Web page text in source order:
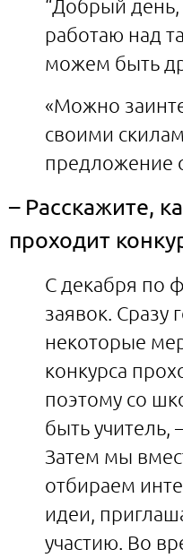
“Добрый
работаю над
можем быть
«Можно
своими
предложение
– Расскажите,
проходит
С декабря по
заявок. Сразу
некоторые
конкурса
поэтому со
быть учитель,
Затем мы
отбираем
идеи,
участию. Во